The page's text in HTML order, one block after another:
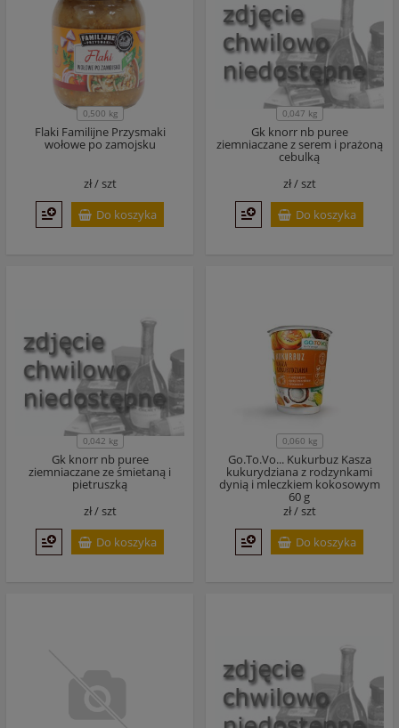
0,500 kg
Flaki Familijne Przysmaki
wołowe po zamojsku
zł /szt
Do koszyka
0,047 kg
Gk knorr nb puree
ziemniaczane z serem i prażoną
cebulką
zł /szt
Do koszyka
0,042 kg
Gk knorr nb puree
ziemniaczane ze śmietaną i
pietruszką
zł /szt
Do koszyka
0,060 kg
Go.To.Vo... Kukurbuz Kasza
kukurydziana z rodzynkami
dynią i mleczkiem kokosowym
60 g
zł /szt
Do koszyka